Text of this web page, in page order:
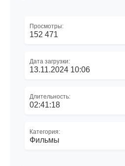
Просмотры:
152 471
Дата загрузки:
13.11.2024 10:06
Длительность:
02:41:18
Категория:
Фильмы